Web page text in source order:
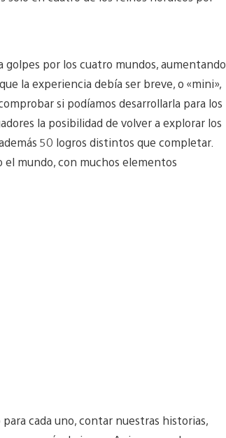
golpes por los cuatro mundos, aumentando
la experiencia debía ser breve, o «mini»,
si podíamos desarrollarla para los
la posibilidad de volver a explorar los
50 logros distintos que completar.
mundo, con muchos elementos
cada uno, contar nuestras historias,